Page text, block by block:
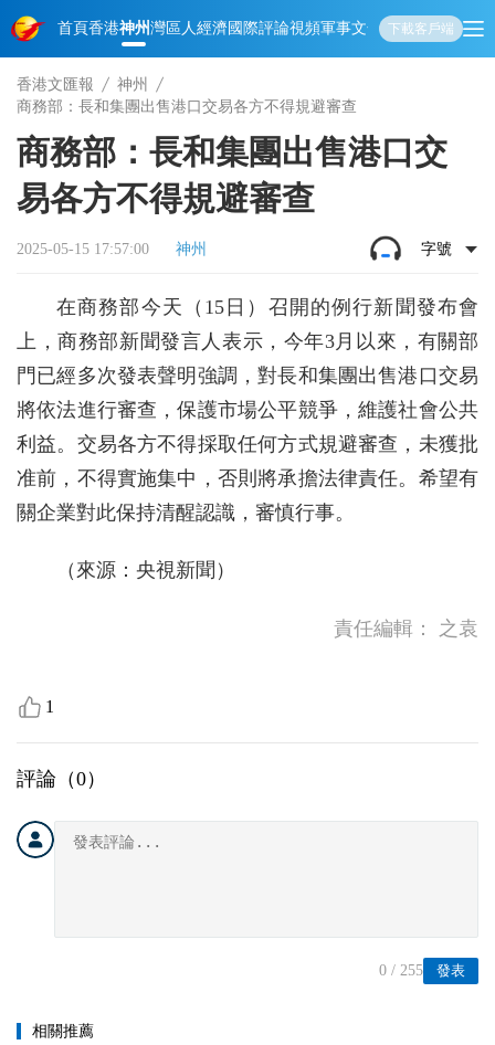
首頁香港神州灣區人經濟國際評論視頻軍事文化 娛樂生活教育體
下載客戶端
香港文匯報
神州
商務部：長和集團出售港口交易各方不得規避審查
商務部：長和集團出售港口交
易各方不得規避審查
2025-05-15 17:57:00 神州 字號
在商務部今天（15日）召開的例行新聞發布會
上，商務部新聞發言人表示，今年3月以來，有關部
門已經多次發表聲明強調，對長和集團出售港口交易
將依法進行審查，保護市場公平競爭，維護社會公共
利益。交易各方不得採取任何方式規避審查，未獲批
准前，不得實施集中，否則將承擔法律責任。希望有
關企業對此保持清醒認識，審慎行事。
（來源：央視新聞）
責任編輯： 之袁
1
評論（0）
發表
0 / 255
相關推薦